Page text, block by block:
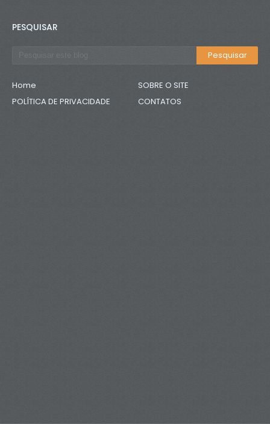
PESQUISAR
Home
SOBRE O SITE
POLÍTICA DE PRIVACIDADE
CONTATOS